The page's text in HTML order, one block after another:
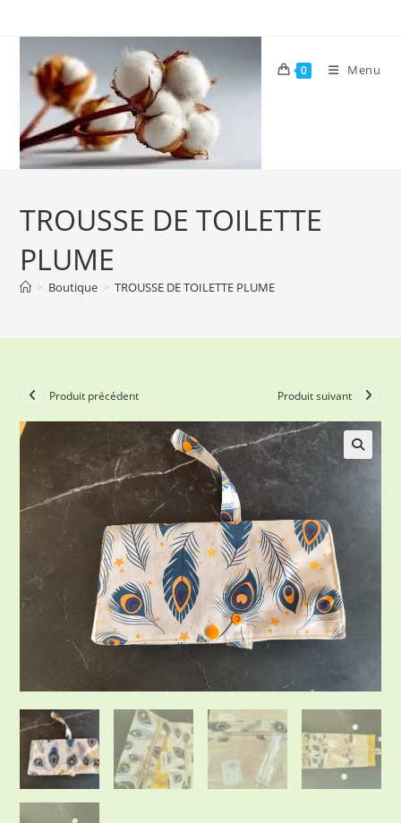
content
0 Menu
TROUSSE DE TOILETTE
PLUME
> Boutique > TROUSSE DE TOILETTE PLUME
Produit précédent Produit suivant